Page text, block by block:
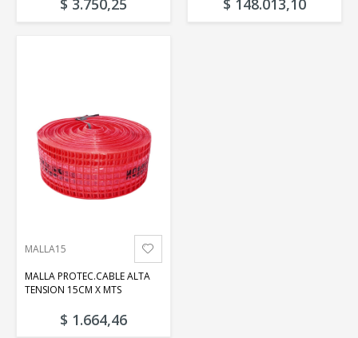
$ 3.750,25 $ 148.013,10
MALLA15
MALLA PROTEC.CABLE ALTA
TENSION 15CM X MTS
$ 1.664,46